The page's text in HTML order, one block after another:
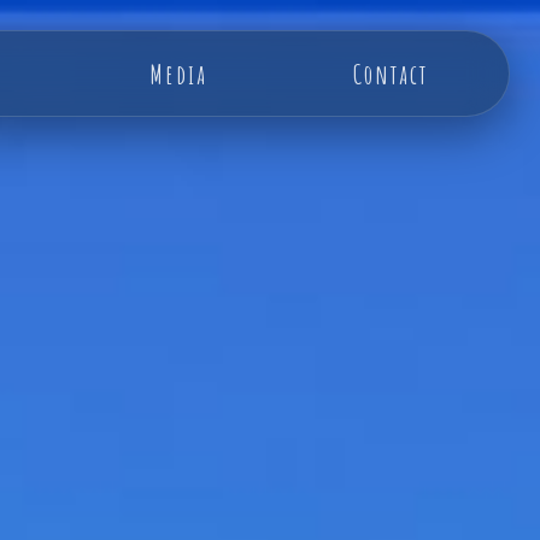
Media Contact